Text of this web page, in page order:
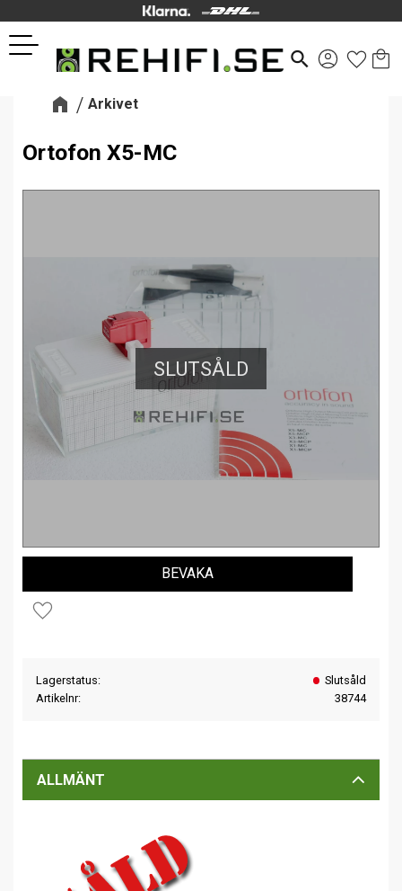
Meny
search
Arkivet
Ortofon X5-MC
SLUTSÅLD
Lägg till i favoriter
BEVAKA
Lagerstatus
Slutsåld
Artikelnr
38744
ALLMÄNT